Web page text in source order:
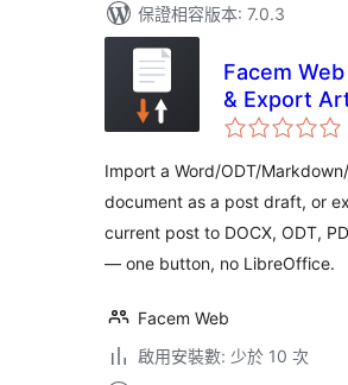
保證相容版本: 7.0.3
Facem
& Export
Import a Word/ODT/
document as a post draft, or
current post to DOCX, ODT,
— one button, no LibreOffice.
Facem Web
啟用安裝數: 少於 10 次